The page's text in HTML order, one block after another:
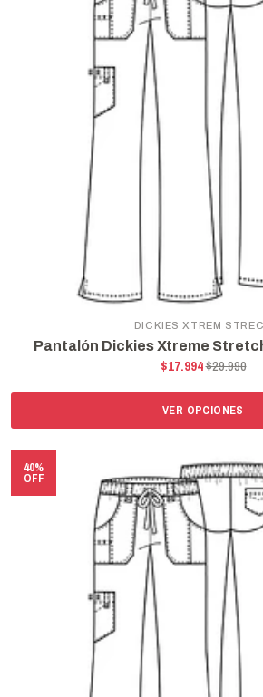
DICKIES XTREM
Pantalón Dickies Xtreme
$17.994$29.990
VER OPCIONES
40%
OFF